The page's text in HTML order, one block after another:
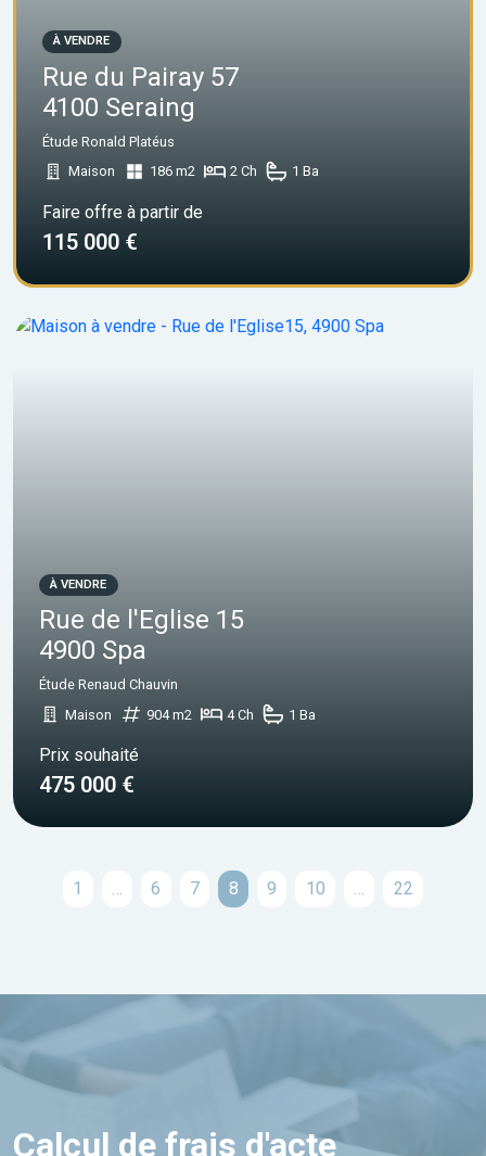
À VENDRE
Rue du Pairay 57
4100 Seraing
Étude Ronald Platéus
Maison
186 m2 2 Ch 1 Ba
Faire offre à partir de
115 000 €
À VENDRE
Rue de l'Eglise 15
4900 Spa
Étude Renaud Chauvin
Maison
904 m2 4 Ch 1 Ba
Prix souhaité
475 000 €
1 … 6 7 8 9 10 … 22
Calcul de frais d'acte